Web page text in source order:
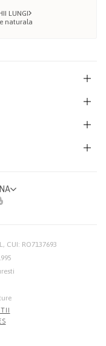
LUNGI
naturala
, CUI: RO7137693